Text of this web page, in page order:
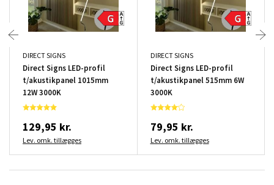
DIRECT SIGNS
Direct Signs LED-profil
t/akustikpanel 1015mm
12W 3000K
129,95 kr.
Lev. omk. tillægges
DIRECT SIGNS
Direct Signs LED-profil
t/akustikpanel 515mm 6W
3000K
79,95 kr.
Lev. omk. tillægges